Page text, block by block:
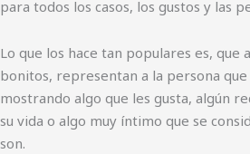
para todos los casos, los gustos y las
Lo que los hace tan populares es, que
bonitos, representan a la persona que
mostrando algo que les gusta, algún
su vida o algo muy íntimo que se
son.